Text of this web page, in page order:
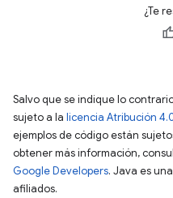
¿Te
Salvo que se indique lo
sujeto a la licencia Atribución
ejemplos de código están
obtener más información,
Google Developers. Java es
afiliados.